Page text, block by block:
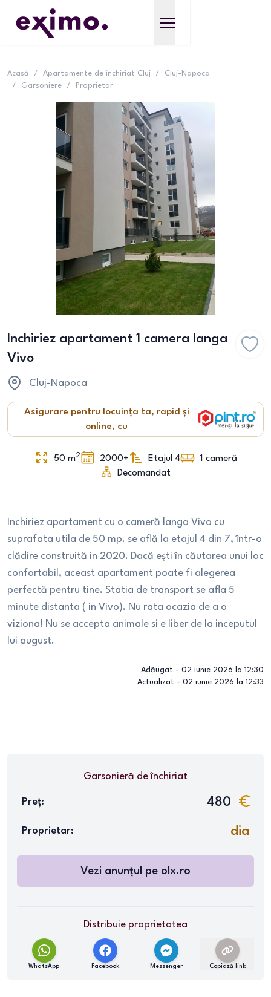
Acasă / Apartamente de închiriat Cluj /
Cluj-Napoca
/
Garsoniere / Proprietar
Inchiriez apartament 1 camera langa
Vivo
Cluj-Napoca
Asigurare pentru locuința ta, rapid și
online, cu
50 m2 2000+ Etajul 4 1 cameră
Decomandat
Inchiriez apartament cu o cameră langa Vivo cu
suprafata utila de 50 mp. se află la etajul 4 din 7, într-o
clădire construită in 2020. Dacă ești în căutarea unui loc
confortabil, aceast apartament poate fi alegerea
perfectă pentru tine. Statia de transport se afla 5
minute distanta ( in Vivo). Nu rata ocazia de a o
viziona! Nu se accepta animale si e liber de la inceputul
lui august.
Adăugat - 02 iunie 2026 la 12:30
Actualizat - 02 iunie 2026 la 12:33
Garsonieră de închiriat
Preț: 480
Proprietar: dia
Vezi anunțul pe olx.ro
Distribuie proprietatea
WhatsApp Facebook Messenger Copiază link